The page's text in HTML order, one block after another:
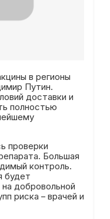
в регионы
Путин.
доставки и
полностью
проверки
Большая
контроль.
будет
добровольной
риска – врачей и